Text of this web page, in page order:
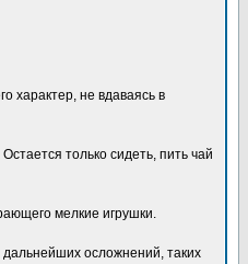
характер, не вдаваясь в
только сидеть, пить чай
мелкие игрушки.
осложнений, таких